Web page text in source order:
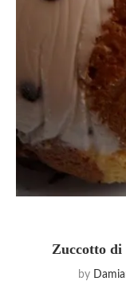
Zuccotto di
by